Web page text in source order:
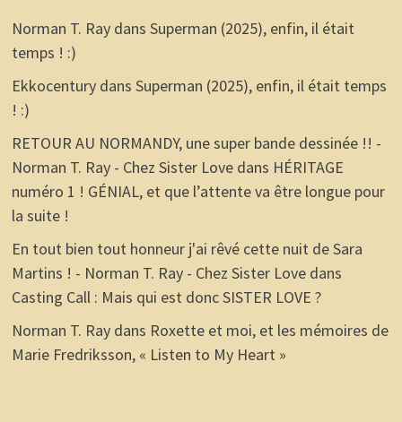
Norman T. Raydans Superman (2025), enfin, il était
temps ! :)
Ekkocenturydans Superman (2025), enfin, il était temps
! :)
RETOUR AU NORMANDY, une super bande dessinée !! -
Norman T. Ray - Chez Sister Lovedans HÉRITAGE
numéro 1 ! GÉNIAL, et que l’attente va être longue pour
la suite !
En tout bien tout honneur j'ai rêvé cette nuit de Sara
Martins ! - Norman T. Ray - Chez Sister Lovedans
Casting Call : Mais qui est donc SISTER LOVE ?
Norman T. Raydans Roxette et moi, et les mémoires de
Marie Fredriksson, « Listen to My Heart »